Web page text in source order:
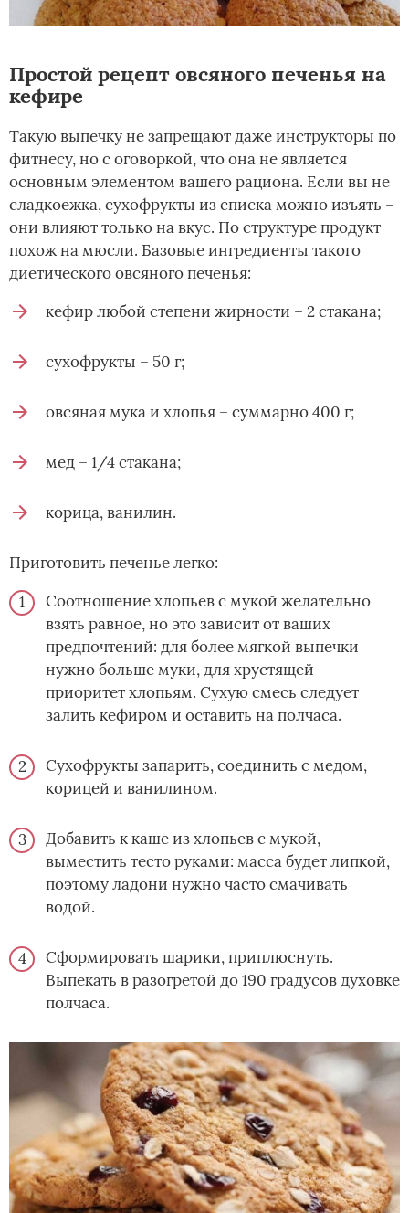
Простой рецепт овсяного печенья на
кефире
Такую выпечку не запрещают даже инструкторы по
фитнесу, но с оговоркой, что она не является
основным элементом вашего рациона. Если вы не
сладкоежка, сухофрукты из списка можно изъять –
они влияют только на вкус. По структуре продукт
похож на мюсли. Базовые ингредиенты такого
диетического овсяного печенья:
кефир любой степени жирности – 2 стакана;
сухофрукты – 50 г;
овсяная мука и хлопья – суммарно 400 г;
мед – 1/4 стакана;
корица, ванилин.
Приготовить печенье легко:
Соотношение хлопьев с мукой желательно
взять равное, но это зависит от ваших
предпочтений: для более мягкой выпечки
нужно больше муки, для хрустящей –
приоритет хлопьям. Сухую смесь следует
залить кефиром и оставить на полчаса.
Сухофрукты запарить, соединить с медом,
корицей и ванилином.
Добавить к каше из хлопьев с мукой,
выместить тесто руками: масса будет липкой,
поэтому ладони нужно часто смачивать
водой.
Сформировать шарики, приплюснуть.
Выпекать в разогретой до 190 градусов духовке
полчаса.